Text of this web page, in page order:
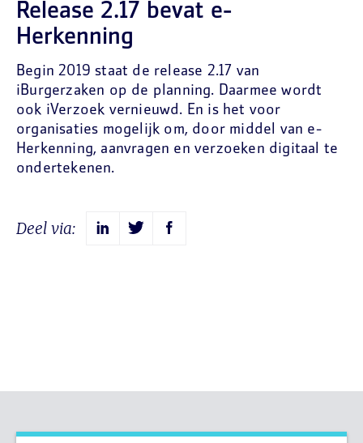
Release 2.17 bevat e-
Herkenning
Begin 2019 staat de release 2.17 van
iBurgerzaken op de planning. Daarmee wordt
ook iVerzoek vernieuwd. En is het voor
organisaties mogelijk om, door middel van e-
Herkenning, aanvragen en verzoeken digitaal te
ondertekenen.
Deel via: